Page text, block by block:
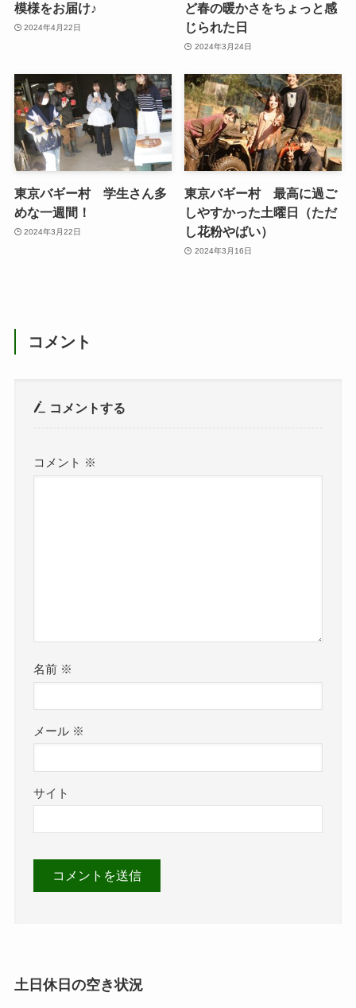
模様をお届け♪
2024年4月22日
ど春の暖かさをちょっと感
じられた日
2024年3月24日
東京バギー村 学生さん多
めな一週間！
2024年3月22日
東京バギー村 最高に過ご
しやすかった土曜日（ただ
し花粉やばい）
2024年3月16日
コメント
コメントする
コメント ※
名前 ※
メール ※
サイト
土日休日の空き状況